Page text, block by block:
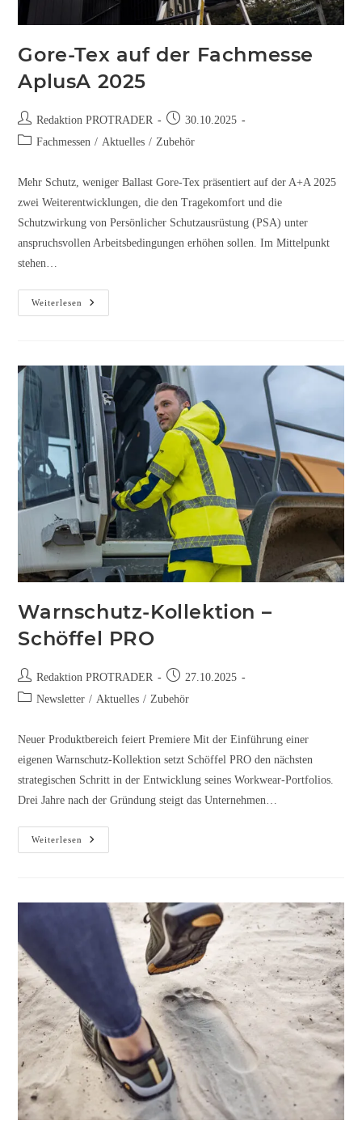
Gore-Tex auf der Fachmesse
AplusA 2025
Redaktion PROTRADER
30.10.2025
Fachmessen / Aktuelles / Zubehör
Mehr Schutz, weniger Ballast Gore-Tex präsentiert auf der A+A 2025
zwei Weiterentwicklungen, die den Tragekomfort und die
Schutzwirkung von Persönlicher Schutzausrüstung (PSA) unter
anspruchsvollen Arbeitsbedingungen erhöhen sollen. Im Mittelpunkt
stehen…
Weiterlesen
Warnschutz-Kollektion –
Schöffel PRO
Redaktion PROTRADER
27.10.2025
Newsletter / Aktuelles / Zubehör
Neuer Produktbereich feiert Premiere Mit der Einführung einer
eigenen Warnschutz-Kollektion setzt Schöffel PRO den nächsten
strategischen Schritt in der Entwicklung seines Workwear-Portfolios.
Drei Jahre nach der Gründung steigt das Unternehmen…
Weiterlesen